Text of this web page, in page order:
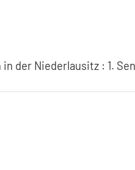
in der Niederlausitz : 1.